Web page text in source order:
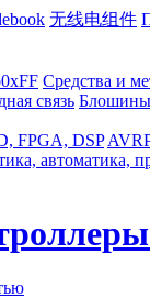
无线电组件
0xFF Средства и
связь
FPGA, DSP AVR
автоматика,